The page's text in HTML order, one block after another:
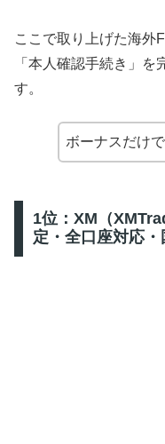
ここで取り上げた海外
「本人確認手続き」
す。
ボーナスだけ
1位：XM（
定・全口座対応・